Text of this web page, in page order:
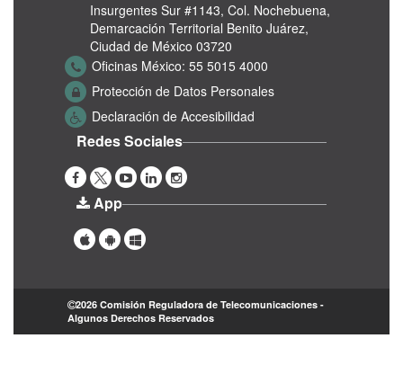
Insurgentes Sur #1143, Col. Nochebuena,
Demarcación Territorial Benito Juárez,
Ciudad de México 03720
Oficinas México: 55 5015 4000
Protección de Datos Personales
Declaración de Accesibilidad
Redes Sociales
App
2026 Comisión Reguladora de Telecomunicaciones -
Algunos Derechos Reservados